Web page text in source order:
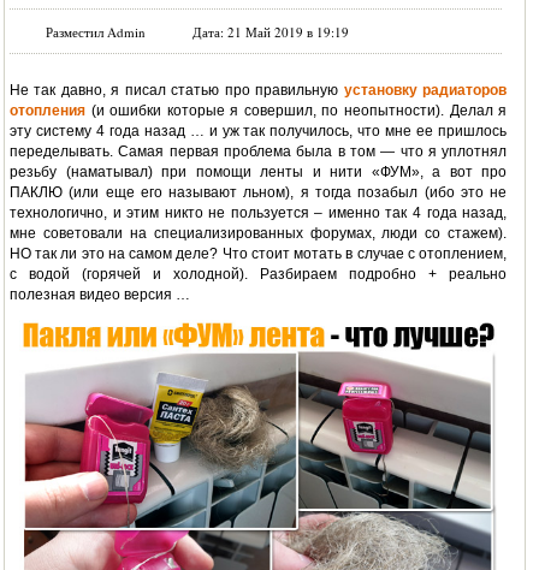
Разместил Admin Дата: 21 Май 2019 в 19:19
Не так давно, я писал статью про правильную установку радиаторов
отопления (и ошибки которые я совершил, по неопытности). Делал я
эту систему 4 года назад … и уж так получилось, что мне ее пришлось
переделывать. Самая первая проблема была в том — что я уплотнял
резьбу (наматывал) при помощи ленты и нити «ФУМ», а вот про
ПАКЛЮ (или еще его называют льном), я тогда позабыл (ибо это не
технологично, и этим никто не пользуется – именно так 4 года назад,
мне советовали на специализированных форумах, люди со стажем).
НО так ли это на самом деле? Что стоит мотать в случае с отоплением,
с водой (горячей и холодной). Разбираем подробно + реально
полезная видео версия …